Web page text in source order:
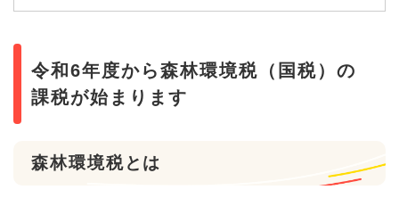
令和6年度から森林環境税（国税）の
課税が始まります
森林環境税とは